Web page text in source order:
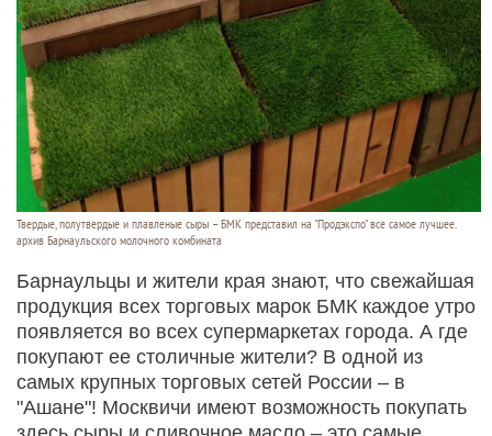
Твердые, полутвердые и плавленые сыры – БМК представил на "Продэкспо" все самое лучшее.
архив Барнаульского молочного комбината
Барнаульцы и жители края знают, что свежайшая
продукция всех торговых марок БМК каждое утро
появляется во всех супермаркетах города. А где
покупают ее столичные жители? В одной из
самых крупных торговых сетей России – в
"Ашане"! Москвичи имеют возможность покупать